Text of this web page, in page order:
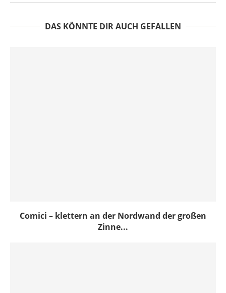
DAS KÖNNTE DIR AUCH GEFALLEN
Comici – klettern an der Nordwand der großen
Zinne...